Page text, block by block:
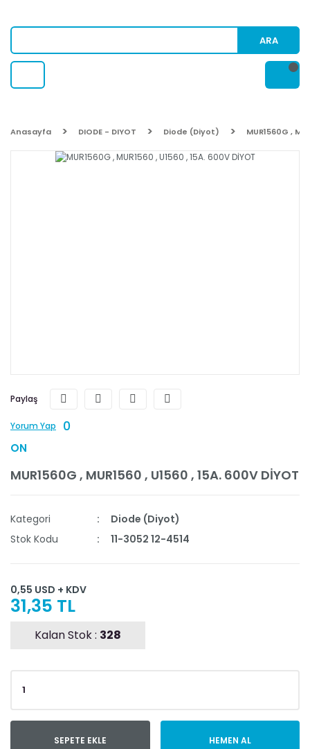
ARA
Anasayfa DIODE - DIYOT Diode (Diyot) MUR1560G ,
Paylaş
Yorum Yap 0
ON
MUR1560G , MUR1560 , U1560 , 15A. 600V DİYOT
Kategori
Diode (Diyot)
Stok Kodu
11-3052 12-4514
0,55 USD + KDV
31,35 TL
Kalan Stok : 328
SEPETE EKLE HEMEN AL